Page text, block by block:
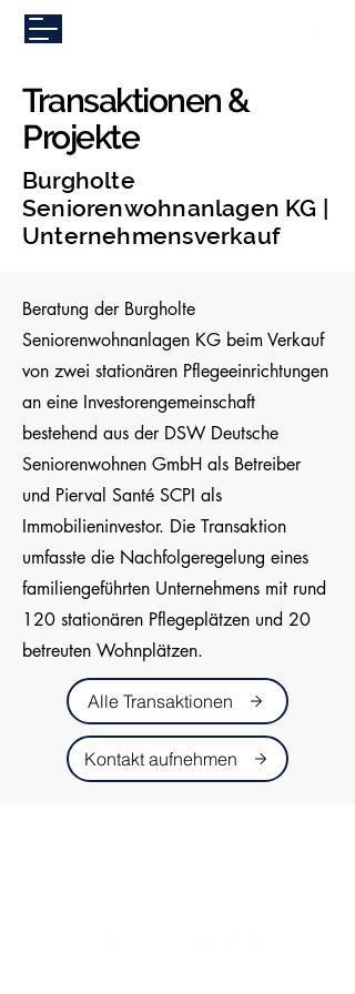
Transaktionen &
Projekte
Burgholte
Seniorenwohnanlagen KG |
Unternehmensverkauf
Beratung der Burgholte
Seniorenwohnanlagen KG beim Verkauf
von zwei stationären Pflegeeinrichtungen
an eine Investorengemeinschaft
bestehend aus der DSW Deutsche
Seniorenwohnen GmbH als Betreiber
und Pierval Santé SCPI als
Immobilieninvestor. Die Transaktion
umfasste die Nachfolgeregelung eines
familiengeführten Unternehmens mit rund
120 stationären Pflegeplätzen und 20
betreuten Wohnplätzen.
Alle Transaktionen
Kontakt aufnehmen